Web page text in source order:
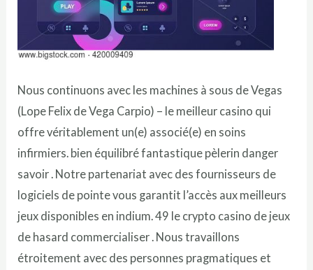
Nous continuons avec les machines à sous de Vegas
(Lope Felix de Vega Carpio) – le meilleur casino qui
offre véritablement un(e) associé(e) en soins
infirmiers. bien équilibré fantastique pèlerin danger
savoir . Notre partenariat avec des fournisseurs de
logiciels de pointe vous garantit l’accès aux meilleurs
jeux disponibles en indium. 49 le crypto casino de jeux
de hasard commercialiser . Nous travaillons
étroitement avec des personnes pragmatiques et